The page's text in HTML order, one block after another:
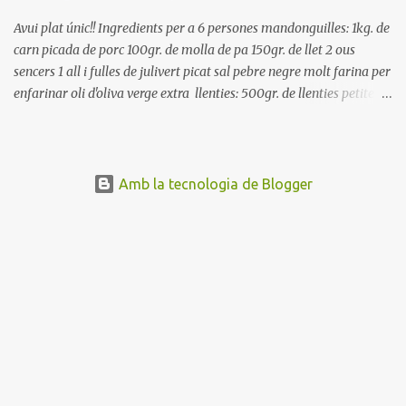
Avui plat únic!! Ingredients per a 6 persones mandonguilles: 1kg. de
carn picada de porc 100gr. de molla de pa 150gr. de llet 2 ous
sencers 1 all i fulles de julivert picat sal pebre negre molt farina per
enfarinar oli d'oliva verge extra llenties: 500gr. de llenties petites
entre 40 i 50 minuts. Poseu la carn picada en un bol i barregeu-la
Amb la tecnologia de Blogger